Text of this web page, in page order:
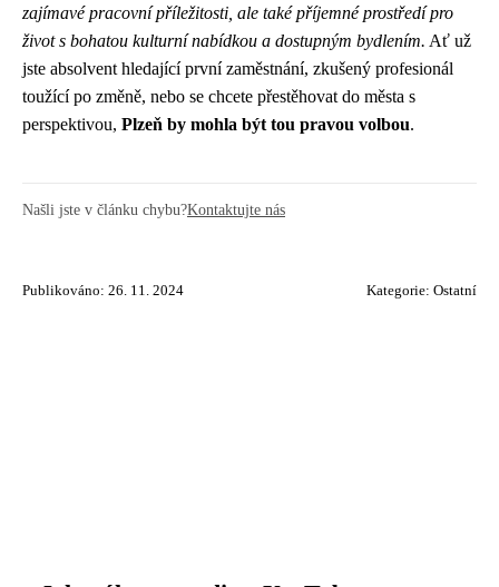
zajímavé pracovní příležitosti, ale také příjemné prostředí pro
život s bohatou kulturní nabídkou a dostupným bydlením. Ať už
jste absolvent hledající první zaměstnání, zkušený profesionál
toužící po změně, nebo se chcete přestěhovat do města s
perspektivou, Plzeň by mohla být tou pravou volbou.
Našli jste v článku chybu?Kontaktujte nás
Publikováno: 26. 11. 2024 Kategorie: Ostatní